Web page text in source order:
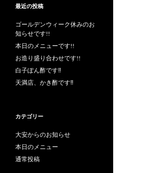
最近の投稿
ゴールデンウィーク休みのお
知らせです!!
本日のメニューです!!
お造り盛り合わせです!!
白子ぽん酢です‼︎
天満店、かき酢です‼︎
カテゴリー
大安からのお知らせ
本日のメニュー
通常投稿